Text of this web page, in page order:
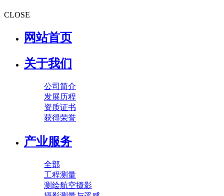
CLOSE
网站首页
关于我们
公司简介
发展历程
资质证书
获得荣誉
产业服务
全部
工程测量
测绘航空摄影